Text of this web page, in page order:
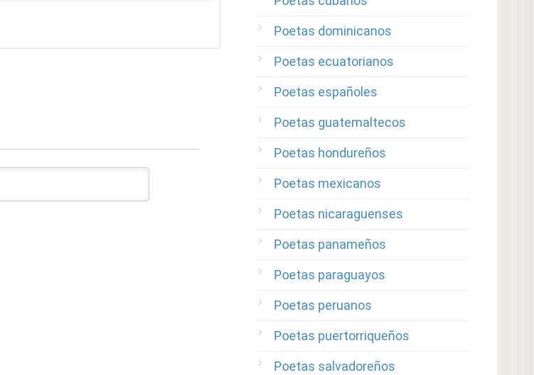
Poetas dominicanos
Poetas ecuatorianos
Poetas españoles
Poetas guatemaltecos
Poetas hondureños
Poetas mexicanos
Poetas nicaraguenses
Poetas panameños
Poetas paraguayos
Poetas peruanos
Poetas puertorriqueños
Poetas salvadoreños